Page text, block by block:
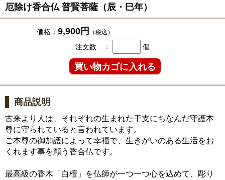
厄除け香合仏 普賢菩薩（辰・巳年）
価格： 9,900円 （税込）
注文数 ： 個
商品説明
古来より人は、それぞれの生まれた干支にちなんだ守護本
尊に守られていると言われています。
ご本尊の御加護によって幸福で、生きがいのある生活をお
くれます事を願う香合仏です。
最高級の香木「白檀」を仏師が一つ一つ心を込めて、彫り